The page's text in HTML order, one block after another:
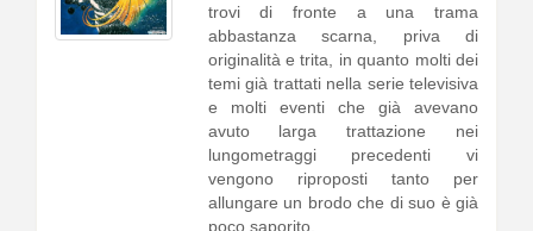
trovi di fronte a una trama
abbastanza scarna, priva di
originalità e trita, in quanto molti dei
temi già trattati nella serie televisiva
e molti eventi che già avevano
avuto larga trattazione nei
lungometraggi precedenti vi
vengono riproposti tanto per
allungare un brodo che di suo è già
poco saporito.